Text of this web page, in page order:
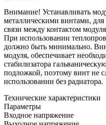
Внимание! Устанавливать
металлическими винтами, для
связи между контактом
При использовании
должно быть минимально.
модуля, обеспечивает
стабилизатора
подложкой, поэтому винт не
использовании без радиатора.
Технические характеристики
Параметры
Входное напряжение